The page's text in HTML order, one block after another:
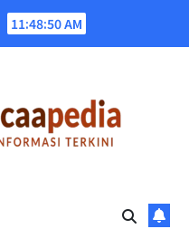
11:48:51 AM